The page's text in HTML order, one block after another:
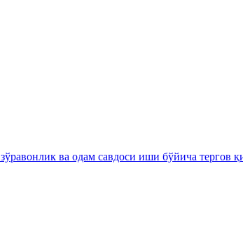
ва одам савдоси иши бўйича тергов